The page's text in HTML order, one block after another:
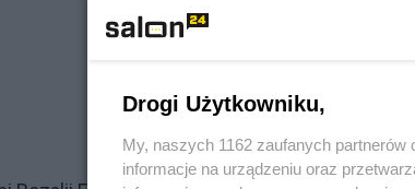
Drogi Użytkowniku,
My, naszych 1162 zaufanych
informacje na urządzeniu oraz